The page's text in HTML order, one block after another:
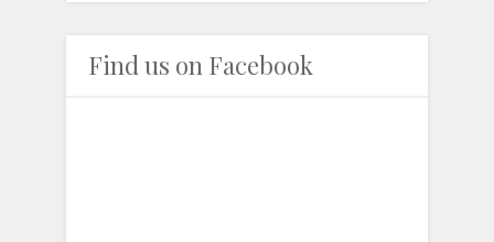
Find us on Facebook